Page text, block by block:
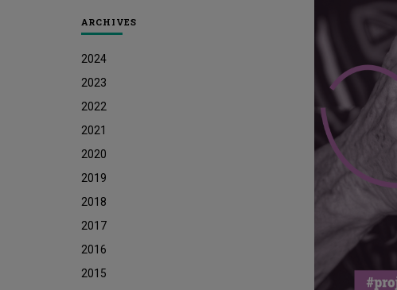
ARCHIVES
2024
2023
2022
2021
2020
2019
2018
2017
2016
2015